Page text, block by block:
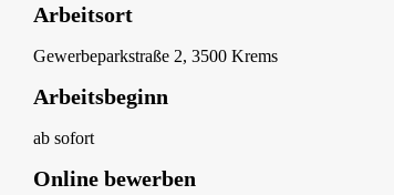
Arbeitsort
Gewerbeparkstraße 2, 3500 Krems
Arbeitsbeginn
ab sofort
Online bewerben